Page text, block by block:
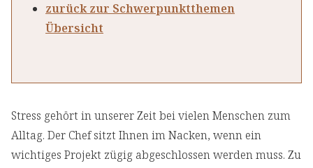
zurück zur Schwerpunktthemen
Übersicht
Stress gehört in unserer Zeit bei vielen Menschen zum
Alltag. Der Chef sitzt Ihnen im Nacken, wenn ein
wichtiges Projekt zügig abgeschlossen werden muss. Zu